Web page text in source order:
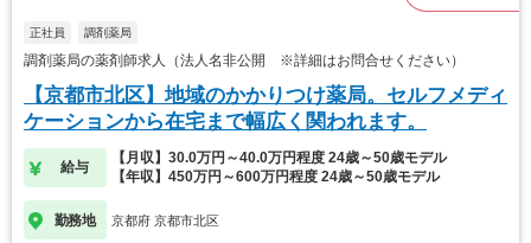
正社員 調剤薬局
調剤薬局の薬剤師求人（法人名非公開 ※詳細はお問合せください）
【京都市北区】地域のかかりつけ薬局。セルフメディ
ケーションから在宅まで幅広く関われます。
給与
【月収】30.0万円～40.0万円程度 24歳～50歳モデル
【年収】450万円～600万円程度 24歳～50歳モデル
勤務地 京都府 京都市北区